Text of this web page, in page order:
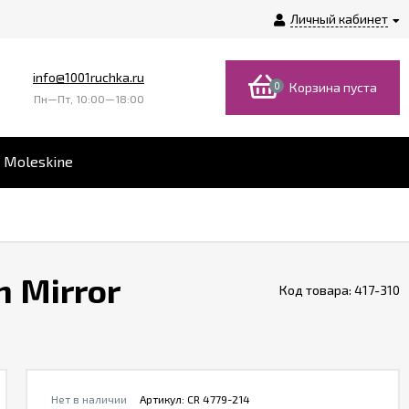
Личный кабинет
info@1001ruchka.ru
Пн—Пт, 10:00—18:00
0 Корзина пуста
Mirror Код товара: 417-310
Артикул:CR 4779-214
Нет в наличии